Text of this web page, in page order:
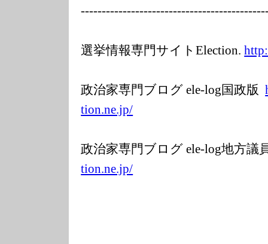
---------------------------------------
選挙情報専門サイトElection.
政治家専門ブログ ele-log国政版
tion.ne.jp/
政治家専門ブログ ele-log地方議
tion.ne.jp/